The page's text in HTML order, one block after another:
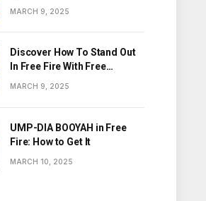
MARCH 9, 2025
Discover How To Stand Out
In Free Fire With Free
Diamonds
MARCH 9, 2025
UMP-DIA BOOYAH in Free
Fire: How to Get It
MARCH 10, 2025